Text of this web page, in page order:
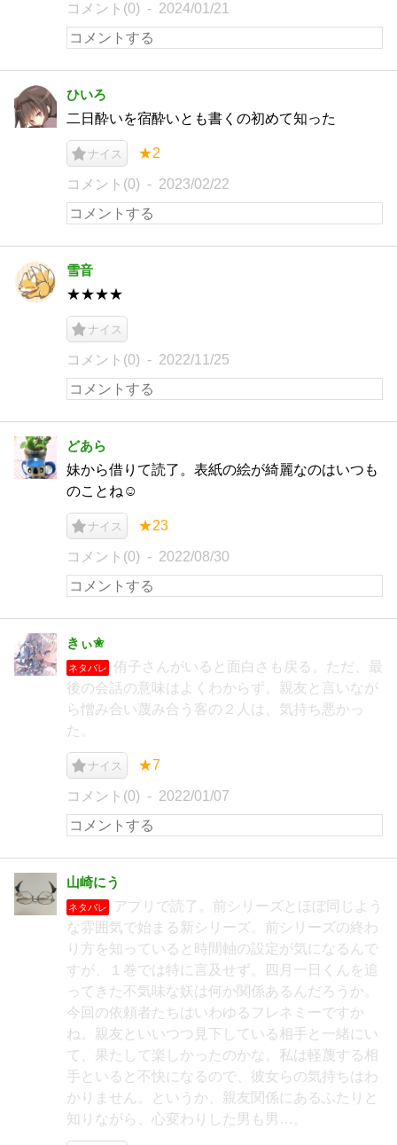
コメント(0) 2024/01/21
ひいろ
二日酔いを宿酔いとも書くの初めて知った
ナイス ★2
コメント(0) 2023/02/22
雪音
★★★★
ナイス
コメント(0) 2022/11/25
どあら
妹から借りて読了。表紙の絵が綺麗なのはいつも
のことね☺️
ナイス ★23
コメント(0) 2022/08/30
きぃ✬
ネタバレ
侑子さんがいると面白さも戻る。ただ、最
後の会話の意味はよくわからず。親友と言いなが
ら憎み合い蔑み合う客の２人は、気持ち悪かっ
た。
ナイス ★7
コメント(0) 2022/01/07
山崎にう
ネタバレ
アプリで読了。前シリーズとほぼ同じよう
な雰囲気で始まる新シリーズ。前シリーズの終わ
り方を知っていると時間軸の設定が気になるんで
すが、１巻では特に言及せず。四月一日くんを追
ってきた不気味な妖は何か関係あるんだろうか。
今回の依頼者たちはいわゆるフレネミーですか
ね。親友といいつつ見下している相手と一緒にい
て、果たして楽しかったのかな。私は軽蔑する相
手といると不快になるので、彼女らの気持ちはわ
かりません。というか、親友関係にあるふたりと
知りながら、心変わりした男も男…。